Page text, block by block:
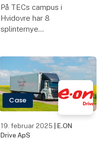
På TECs campus i
Hvidovre har 8
splinternye
undervisningen. Den nye
teknologi er en ambitiøs
og vigtig investering i
grøn transport – og så
skaber den et s
Case
19. februar 2025
| E.ON
Drive ApS